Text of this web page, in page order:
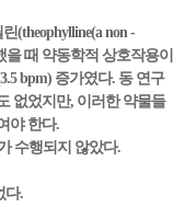
(theophylline(a non -
을 때 약동학적 상호작용이
bpm) 증가였다. 동 연구
없었지만, 이러한 약물들
야 한다.
수행되지 않았다.
다.